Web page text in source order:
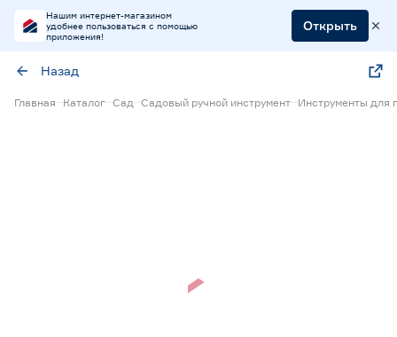
Нашим интернет-магазином
удобнее пользоваться с помощью
приложения!
Открыть
Назад
Главная Каталог Сад Садовый ручной инструмент Инструменты для